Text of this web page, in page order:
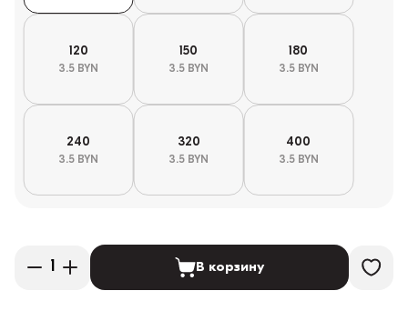
120
3.5 BYN
150
3.5 BYN
180
3.5 BYN
240
3.5 BYN
320
3.5 BYN
400
3.5 BYN
В корзину